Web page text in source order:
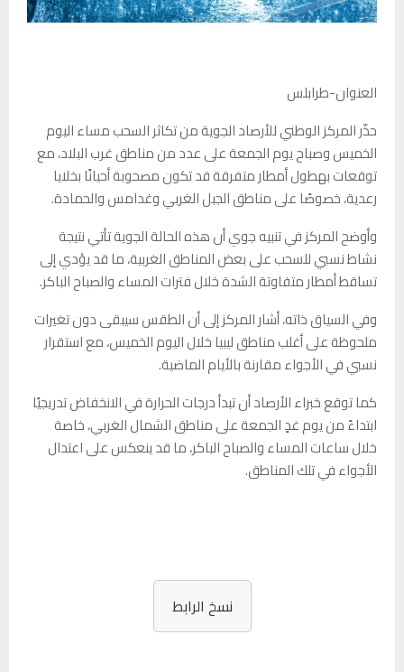
العنوان-طرابلس
حذّر المركز الوطني للأرصاد الجوية من تكاثر السحب مساء اليوم
الخميس وصباح يوم الجمعة على عدد من مناطق غرب البلاد، مع
توقعات بهطول أمطار متفرقة قد تكون مصحوبة أحيانًا بخلايا
رعدية، خصوصًا على مناطق الجبل الغربي وغدامس والحمادة.
وأوضح المركز في تنبيه جوي أن هذه الحالة الجوية تأتي نتيجة
نشاط نسبي للسحب على بعض المناطق الغربية، ما قد يؤدي إلى
تساقط أمطار متفاوتة الشدة خلال فترات المساء والصباح الباكر.
وفي السياق ذاته، أشار المركز إلى أن الطقس سيبقى دون تغيرات
ملحوظة على أغلب مناطق ليبيا خلال اليوم الخميس، مع استقرار
نسبي في الأجواء مقارنة بالأيام الماضية.
كما توقع خبراء الأرصاد أن تبدأ درجات الحرارة في الانخفاض تدريجيًا
ابتداءً من يوم غدٍ الجمعة على مناطق الشمال الغربي، خاصة
خلال ساعات المساء والصباح الباكر، ما قد ينعكس على اعتدال
الأجواء في تلك المناطق.
نسخ الرابط